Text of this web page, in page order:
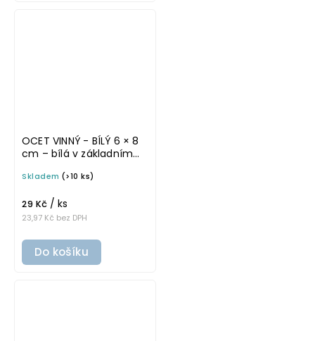
OCET VINNÝ - BÍLÝ 6 × 8
cm – bílá v základním
samolepka na
Skladem (>10 ks)
23,97 Kč bez DPH
29 Kč / ks
Do košíku